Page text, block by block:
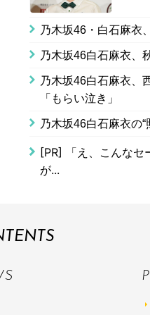
乃木坂46・白石麻衣
乃木坂46白石麻衣、
乃木坂46白石麻衣、
「もらい泣き」
乃木坂46白石麻衣の
[PR] 「え、こんな
が...